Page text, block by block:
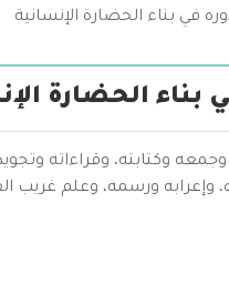
في بناء الحضارة الإنسانية
بناء الحضارة
وكتابته، وقراءاته
وإعرابه ورسمه، وعلم غريب